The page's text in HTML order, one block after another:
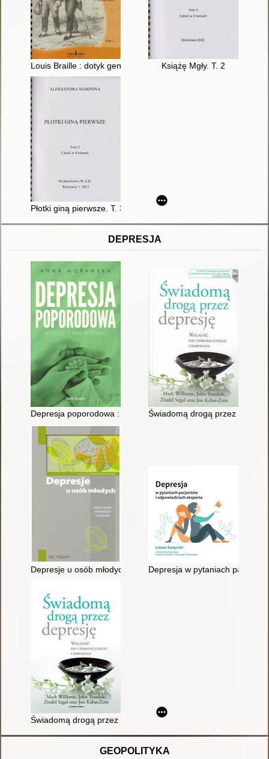
Louis Braille : dotyk geniuszu. T. 1 Książę Mgły. T. 2
Płotki giną pierwsze. T. 3
DEPRESJA
Depresja poporodowa : możesz z nią wygrać
Świadomą drogą przez
Depresje u osób młodych : przyczyny, diagnoza, leczenie
Depresja w pytaniach
Świadomą drogą przez depresję : wolność od chronicznego
GEOPOLITYKA